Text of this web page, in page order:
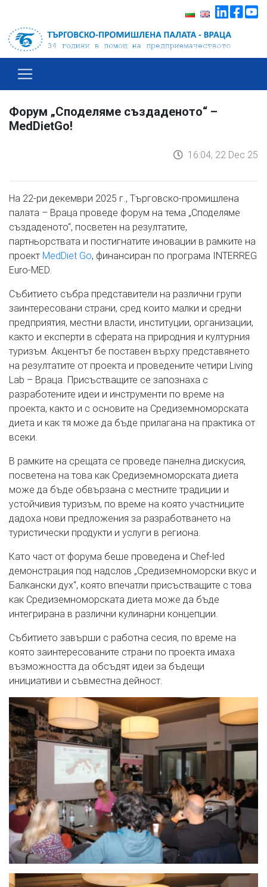
Форум „Споделяме създаденото“ –
MedDietGo!
16:04, 22 Dec 25
На 22-ри декември 2025 г., Търговско-промишлена
палата – Враца проведе форум на тема „Споделяме
създаденото“, посветен на резултатите,
партньорствата и постигнатите иновации в рамките на
проект MedDiet Go, финансиран по програма INTERREG
Euro-MED.
Събитието събра представители на различни групи
заинтересовани страни, сред които малки и средни
предприятия, местни власти, институции, организации,
както и експерти в сферата на природния и културния
туризъм. Акцентът бе поставен върху представянето
на резултатите от проекта и проведените четири Living
Lab – Враца. Присъстващите се запознаха с
разработените идеи и инструменти по време на
проекта, както и с основите на Средиземноморската
диета и как тя може да бъде прилагана на практика от
всеки.
В рамките на срещата се проведе панелна дискусия,
посветена на това как Средиземноморската диета
може да бъде обвързана с местните традиции и
устойчивия туризъм, по време на която участниците
дадоха нови предложения за разработването на
туристически продукти и услуги в региона.
Като част от форума беше проведена и Chef-led
демонстрация под надслов „Средиземноморски вкус и
Балкански дух“, която впечатли присъстващите с това
как Средиземноморската диета може да бъде
интегрирана в различни кулинарни концепции.
Събитието завърши с работна сесия, по време на
която заинтересованите страни по проекта имаха
възможността да обсъдят идеи за бъдещи
инициативи и съвместна дейност.